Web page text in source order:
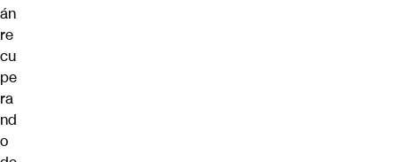
án
re
cu
pe
ra
nd
o